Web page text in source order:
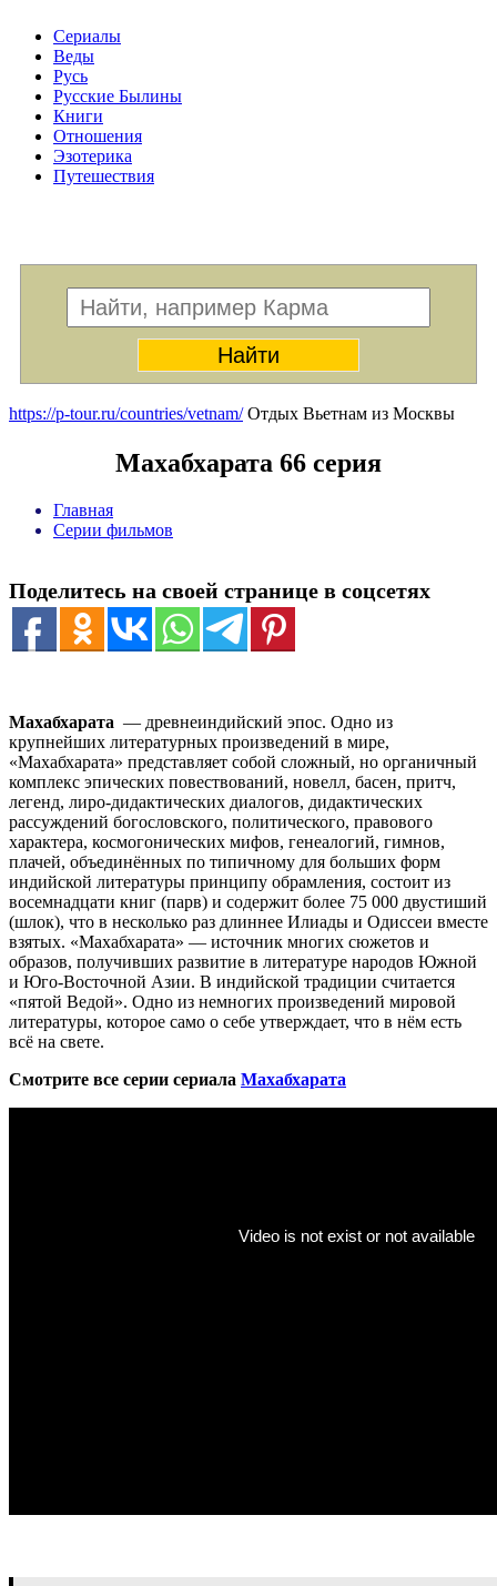
Сериалы
Веды
Русь
Русские Былины
Книги
Отношения
Эзотерика
Путешествия
https://p-tour.ru/countries/vetnam/Отдых Вьетнам из Москвы
Махабхарата 66 серия
Главная
Серии фильмов
Поделитесь на своей странице в соцсетях
Махабхарата — древнеиндийский эпос. Одно из
крупнейших литературных произведений в мире,
«Махабхарата» представляет собой сложный, но органичный
комплекс эпических повествований, новелл, басен, притч,
легенд, лиро-дидактических диалогов, дидактических
рассуждений богословского, политического, правового
характера, космогонических мифов, генеалогий, гимнов,
плачей, объединённых по типичному для больших форм
индийской литературы принципу обрамления, состоит из
восемнадцати книг (парв) и содержит более 75 000 двустиший
(шлок), что в несколько раз длиннее Илиады и Одиссеи вместе
взятых. «Махабхарата» — источник многих сюжетов и
образов, получивших развитие в литературе народов Южной
и Юго-Восточной Азии. В индийской традиции считается
«пятой Ведой». Одно из немногих произведений мировой
литературы, которое само о себе утверждает, что в нём есть
всё на свете.
Смотрите все серии сериала Махабхарата